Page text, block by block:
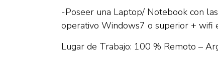
-Poseer una Laptop/ Notebook con
operativo Windows7 o superior + wifi
Lugar de Trabajo: 100 % Remoto –